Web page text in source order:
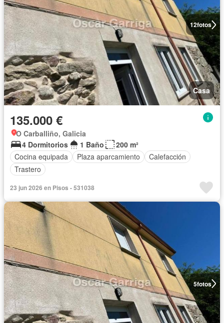
12fotos
Casa
135.000 €
O Carballiño, Galicia
4 Dormitorios
1 Baño
200 m²
Cocina equipada
Plaza aparcamiento
Calefacción
Trastero
23 jun 2026 en Pisos - 531038
5fotos